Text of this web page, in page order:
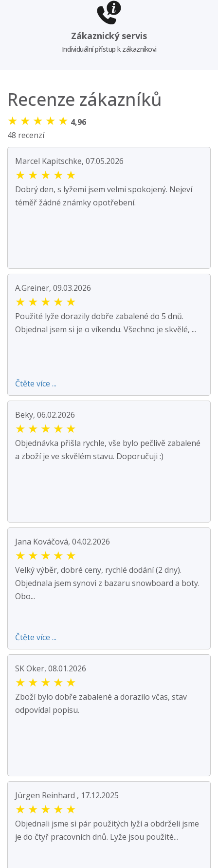
Zákaznický servis
Individuální přístup k zákazníkovi
Recenze zákazníků
★ ★ ★ ★ ★ 4,96
48 recenzí
Marcel Kapitschke, 07.05.2026
★ ★ ★ ★ ★
Dobrý den, s lyžemi jsem velmi spokojený. Nejeví
téměř žádné známky opotřebení.
A.Greiner, 09.03.2026
★ ★ ★ ★ ★
Použité lyže dorazily dobře zabalené do 5 dnů.
Objednal jsem si je o víkendu. Všechno je skvělé, ...
Čtěte více ...
Beky, 06.02.2026
★ ★ ★ ★ ★
Objednávka přišla rychle, vše bylo pečlivě zabalené
a zboží je ve skvělém stavu. Doporučuji :)
Jana Kováčová, 04.02.2026
★ ★ ★ ★ ★
Velký výběr, dobré ceny, rychlé dodání (2 dny).
Objednala jsem synovi z bazaru snowboard a boty.
Obo...
Čtěte více ...
SK Oker, 08.01.2026
★ ★ ★ ★ ★
Zboží bylo dobře zabalené a dorazilo včas, stav
odpovídal popisu.
Jürgen Reinhard , 17.12.2025
★ ★ ★ ★ ★
Objednali jsme si pár použitých lyží a obdrželi jsme
je do čtyř pracovních dnů. Lyže jsou použité...